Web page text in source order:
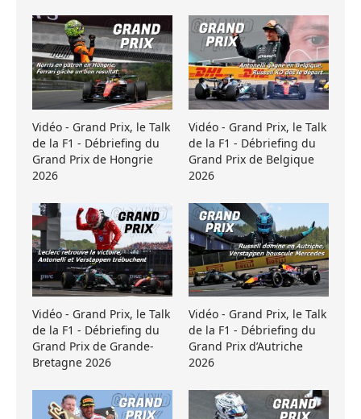
Vidéo - Grand Prix, le Talk
de la F1 - Débriefing du
Grand Prix de Hongrie
2026
Vidéo - Grand Prix, le Talk
de la F1 - Débriefing du
Grand Prix de Belgique
2026
Vidéo - Grand Prix, le Talk
de la F1 - Débriefing du
Grand Prix de Grande-
Bretagne 2026
Vidéo - Grand Prix, le Talk
de la F1 - Débriefing du
Grand Prix d’Autriche
2026